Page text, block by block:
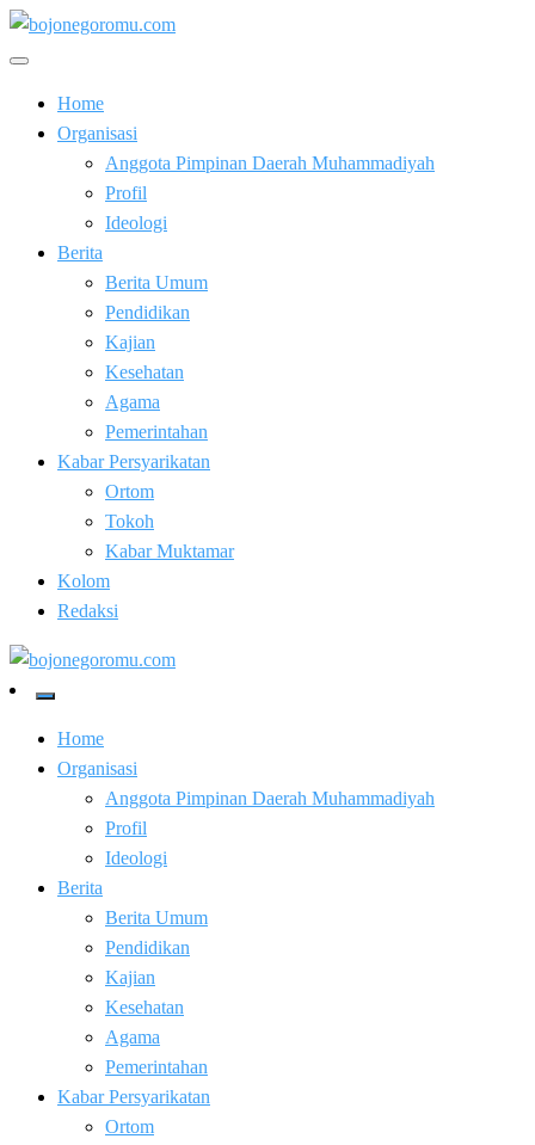
Skip
to
bojonegoromu.com
Home
Organisasi
Anggota Pimpinan Daerah Muhammadiyah
Profil
Ideologi
Berita
Berita Umum
Pendidikan
Kajian
Kesehatan
Agama
Pemerintahan
Kabar Persyarikatan
Ortom
Tokoh
Kabar Muktamar
Kolom
Redaksi
bojonegoromu.com
Home
Organisasi
Anggota Pimpinan Daerah Muhammadiyah
Profil
Ideologi
Berita
Berita Umum
Pendidikan
Kajian
Kesehatan
Agama
Pemerintahan
Kabar Persyarikatan
Ortom